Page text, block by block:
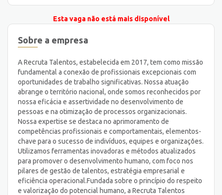
Esta vaga não está mais disponível
Sobre a empresa
A Recruta Talentos, estabelecida em 2017, tem como missão
fundamental a conexão de profissionais excepcionais com
oportunidades de trabalho significativas. Nossa atuação
abrange o território nacional, onde somos reconhecidos por
nossa eficácia e assertividade no desenvolvimento de
pessoas e na otimização de processos organizacionais.
Nossa expertise se destaca no aprimoramento de
competências profissionais e comportamentais, elementos-
chave para o sucesso de indivíduos, equipes e organizações.
Utilizamos ferramentas inovadoras e métodos atualizados
para promover o desenvolvimento humano, com foco nos
pilares de gestão de talentos, estratégia empresarial e
eficiência operacional. ​ Fundada sobre o princípio do respeito
e valorização do potencial humano, a Recruta Talentos